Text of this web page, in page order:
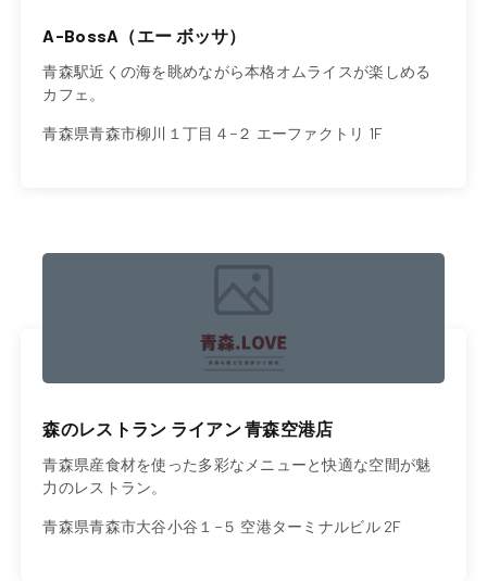
A-BossA（エー ボッサ）
青森駅近くの海を眺めながら本格オムライスが楽しめる
カフェ。
青森県青森市柳川１丁目４−２ エーファクトリ 1F
森のレストラン ライアン 青森空港店
青森県産食材を使った多彩なメニューと快適な空間が魅
力のレストラン。
青森県青森市大谷小谷１−５ 空港ターミナルビル 2F